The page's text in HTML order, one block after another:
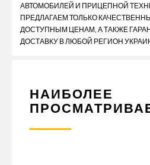
АВТОМОБИЛЕЙ И ПРИЦЕПНОЙ
ПРЕДЛАГАЕМ ТОЛЬКО
ДОСТУПНЫМ ЦЕНАМ, А ТАКЖЕ
ДОСТАВКУ В ЛЮБОЙ РЕГИОН
НАИБОЛЕЕ